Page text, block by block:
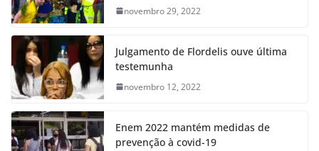
novembro 29, 2022
Julgamento de Flordelis ouve última
testemunha
novembro 12, 2022
Enem 2022 mantém medidas de
prevenção à covid-19